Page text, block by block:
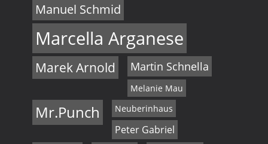
Manuel Schmid
Marcella Arganese
Marek Arnold Martin Schnella
Melanie Mau
Mr.Punch Neuberinhaus
Peter Gabriel